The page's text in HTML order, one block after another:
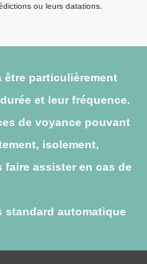
ou leurs datations.
être particulièrement
et leur fréquence.
de voyance pouvant
isolement,
faire assister en cas de
standard automatique